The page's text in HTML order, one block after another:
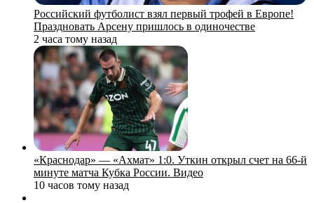
Российский футболист взял первый трофей в Европе!
Праздновать Арсену пришлось в одиночестве
2 часа тому назад
«Краснодар» — «Ахмат» 1:0. Уткин открыл счет на 66‑й
минуте матча Кубка России. Видео
10 часов тому назад